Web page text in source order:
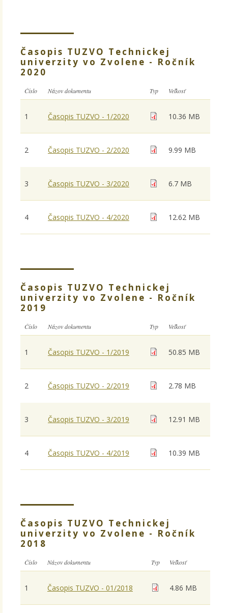
Časopis TUZVO Technickej
univerzity vo Zvolene - Ročník
2020
Číslo Názov dokumentu Typ Veľkosť
1 Časopis TUZVO - 1/2020 10.36 MB
2 Časopis TUZVO - 2/2020 9.99 MB
3 Časopis TUZVO - 3/2020 6.7 MB
4 Časopis TUZVO - 4/2020 12.62 MB
Časopis TUZVO Technickej
univerzity vo Zvolene - Ročník
2019
Číslo Názov dokumentu Typ Veľkosť
1 Časopis TUZVO - 1/2019 50.85 MB
2 Časopis TUZVO - 2/2019 2.78 MB
3 Časopis TUZVO - 3/2019 12.91 MB
4 Časopis TUZVO - 4/2019 10.39 MB
Časopis TUZVO Technickej
univerzity vo Zvolene - Ročník
2018
Číslo Názov dokumentu Typ Veľkosť
1 Časopis TUZVO - 01/2018 4.86 MB